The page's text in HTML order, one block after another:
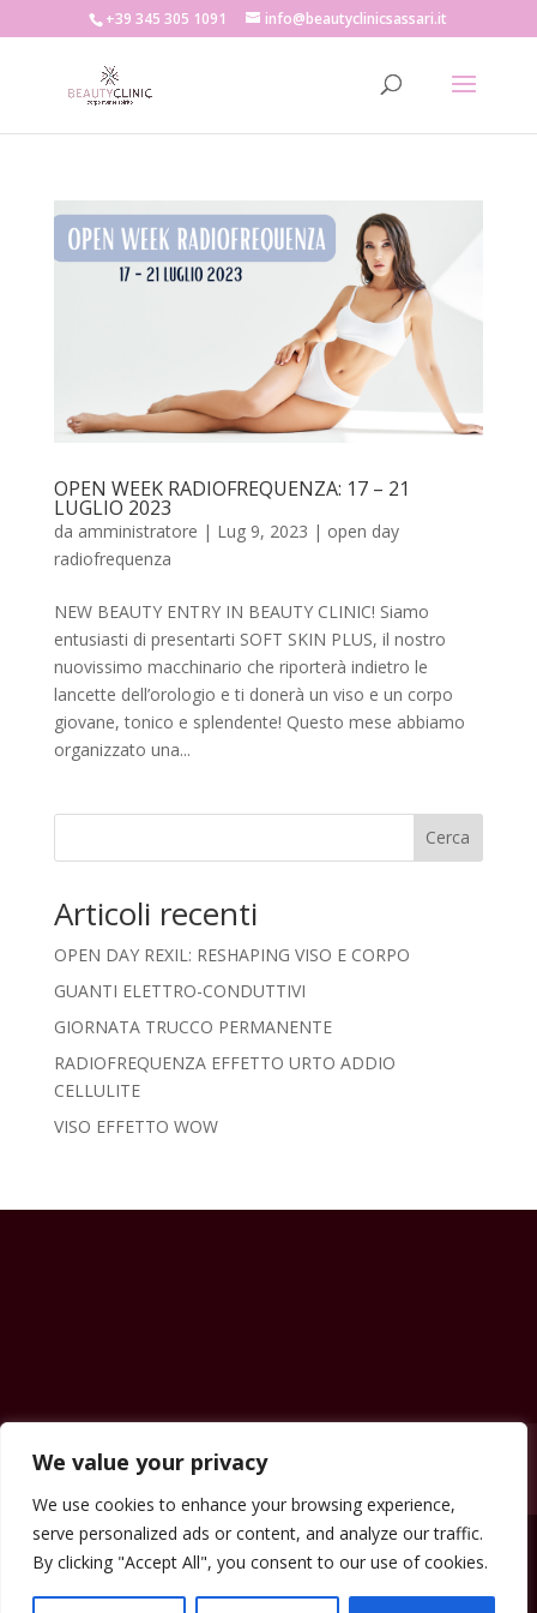
We value your privacy
We use cookies to enhance your browsing experience,
serve personalized ads or content, and analyze our traffic.
By clicking "Accept All", you consent to our use of cookies.
+39 345 305 1091 info@beautyclinicsassari.it
OPEN WEEK RADIOFREQUENZA: 17 – 21
LUGLIO 2023
da amministratore | Lug 9, 2023 | open day
radiofrequenza
NEW BEAUTY ENTRY IN BEAUTY CLINIC! Siamo
entusiasti di presentarti SOFT SKIN PLUS, il nostro
nuovissimo macchinario che riporterà indietro le
lancette dell’orologio e ti donerà un viso e un corpo
giovane, tonico e splendente! Questo mese abbiamo
organizzato una...
Cerca
Articoli recenti
OPEN DAY REXIL: RESHAPING VISO E CORPO
GUANTI ELETTRO-CONDUTTIVI
GIORNATA TRUCCO PERMANENTE
RADIOFREQUENZA EFFETTO URTO ADDIO
CELLULITE
VISO EFFETTO WOW
Contatti News & Eventi
Carrello